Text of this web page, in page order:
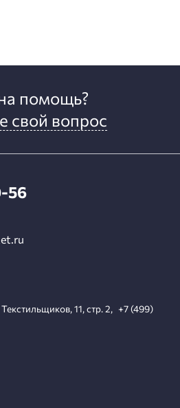
помощь?
свой вопрос
56
11, стр. 2, +7 (499)